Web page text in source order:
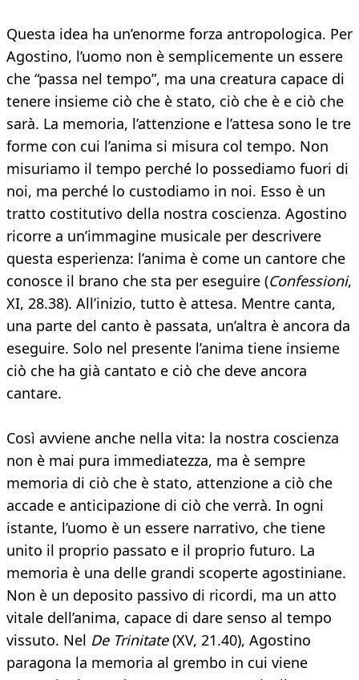
Questa idea ha un’enorme forza antropologica. Per
Agostino, l’uomo non è semplicemente un essere
che “passa nel tempo”, ma una creatura capace di
tenere insieme ciò che è stato, ciò che è e ciò che
sarà. La memoria, l’attenzione e l’attesa sono le tre
forme con cui l’anima si misura col tempo. Non
misuriamo il tempo perché lo possediamo fuori di
noi, ma perché lo custodiamo in noi. Esso è un
tratto costitutivo della nostra coscienza. Agostino
ricorre a un’immagine musicale per descrivere
questa esperienza: l’anima è come un cantore che
conosce il brano che sta per eseguire (Confessioni,
XI, 28.38). All’inizio, tutto è attesa. Mentre canta,
una parte del canto è passata, un’altra è ancora da
eseguire. Solo nel presente l’anima tiene insieme
ciò che ha già cantato e ciò che deve ancora
cantare.
Così avviene anche nella vita: la nostra coscienza
non è mai pura immediatezza, ma è sempre
memoria di ciò che è stato, attenzione a ciò che
accade e anticipazione di ciò che verrà. In ogni
istante, l’uomo è un essere narrativo, che tiene
unito il proprio passato e il proprio futuro. La
memoria è una delle grandi scoperte agostiniane.
Non è un deposito passivo di ricordi, ma un atto
vitale dell’anima, capace di dare senso al tempo
vissuto. Nel De Trinitate(XV, 21.40), Agostino
paragona la memoria al grembo in cui viene